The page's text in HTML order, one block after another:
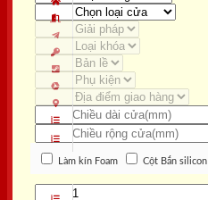
Làm kín Foam Cột Bắn silicon